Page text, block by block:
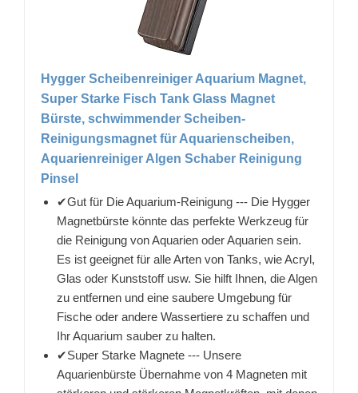
Hygger Scheibenreiniger Aquarium Magnet,
Super Starke Fisch Tank Glass Magnet
Bürste, schwimmender Scheiben-
Reinigungsmagnet für Aquarienscheiben,
Aquarienreiniger Algen Schaber Reinigung
Pinsel
✔Gut für Die Aquarium-Reinigung --- Die Hygger
Magnetbürste könnte das perfekte Werkzeug für
die Reinigung von Aquarien oder Aquarien sein.
Es ist geeignet für alle Arten von Tanks, wie Acryl,
Glas oder Kunststoff usw. Sie hilft Ihnen, die Algen
zu entfernen und eine saubere Umgebung für
Fische oder andere Wassertiere zu schaffen und
Ihr Aquarium sauber zu halten.
✔Super Starke Magnete --- Unsere
Aquarienbürste Übernahme von 4 Magneten mit